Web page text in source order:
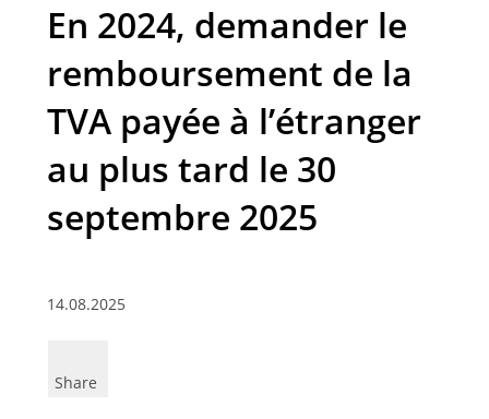
En 2024, demander le
remboursement de la
TVA payée à l’étranger
au plus tard le 30
septembre 2025
14.08.2025
Share